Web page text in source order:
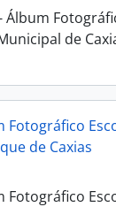
Álbum
de
Fotográfico
de Caxias
Fotográfico